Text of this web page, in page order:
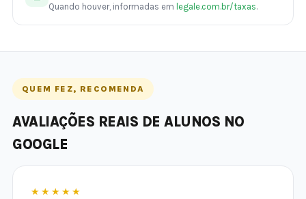
Quando houver, informadas em legale.com.br/taxas.
QUEM FEZ, RECOMENDA
AVALIAÇÕES REAIS DE ALUNOS NO
GOOGLE
★★★★★